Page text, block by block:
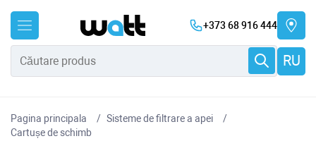
+373 68 916 444
RU
Pagina principala
Sisteme de filtrare a apei
Cartușe de schimb